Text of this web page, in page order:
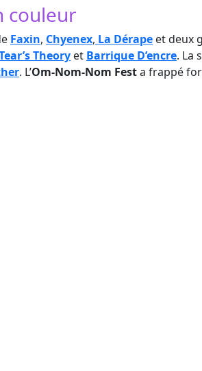
couleur
Faxin, Chyenex, La Dérape et deux
Theory et Barrique D’encre. La
. L’Om-Nom-Nom Festa frappé